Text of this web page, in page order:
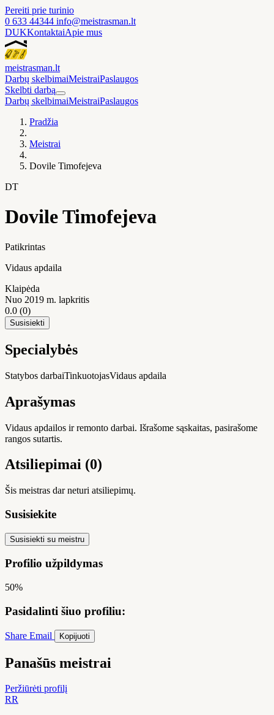
Pereiti prie turinio
0 633 44344 info@meistrasman.lt
DUKKontaktaiApie mus
meistrasman.lt
Darbų skelbimaiMeistraiPaslaugos
Skelbti darbą
Darbų skelbimaiMeistraiPaslaugos
Pradžia
Meistrai
Dovile Timofejeva
DT
Dovile Timofejeva
Patikrintas
Vidaus apdaila
Klaipėda
Nuo 2019 m. lapkritis
0.0 (0)
Susisiekti
Specialybės
Statybos darbaiTinkuotojasVidaus apdaila
Aprašymas
Vidaus apdailos ir remonto darbai. Išrašome sąskaitas, pasirašome
rangos sutartis.
Atsiliepimai (0)
Šis meistras dar neturi atsiliepimų.
Susisiekite
Susisiekti su meistru
Profilio užpildymas
50%
Pasidalinti šiuo profiliu:
Share Email Kopijuoti
Panašūs meistrai
Peržiūrėti profilį
RR